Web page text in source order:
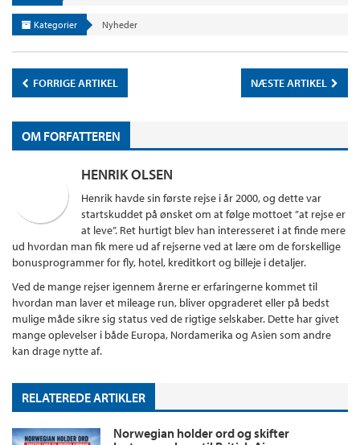
Kategorier Nyheder
FORRIGE ARTIKEL NÆSTE ARTIKEL
OM FORFATTEREN
HENRIK OLSEN
Henrik havde sin første rejse i år 2000, og dette var
startskuddet på ønsket om at følge mottoet ”at rejse er
at leve”. Ret hurtigt blev han interesseret i at finde mere
ud hvordan man fik mere ud af rejserne ved at lære om de forskellige
bonusprogrammer for fly, hotel, kreditkort og billeje i detaljer.
Ved de mange rejser igennem årerne er erfaringerne kommet til
hvordan man laver et mileage run, bliver opgraderet eller på bedst
mulige måde sikre sig status ved de rigtige selskaber. Dette har givet
mange oplevelser i både Europa, Nordamerika og Asien som andre
kan drage nytte af.
RELATEREDE ARTIKLER
Norwegian holder ord og skifter